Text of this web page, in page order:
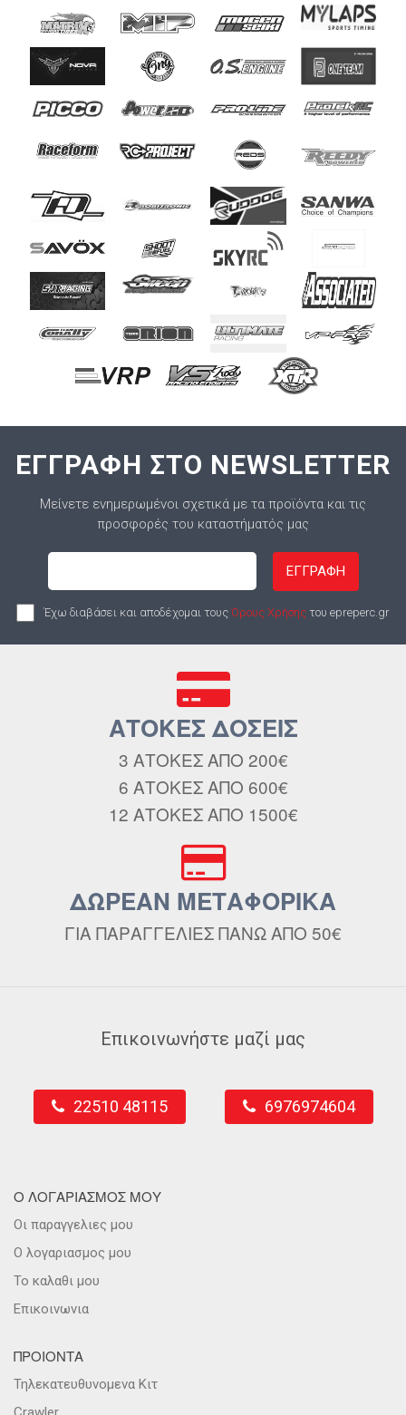
ΕΓΓΡΑΦΗ ΣΤΟ NEWSLETTER
Μείνετε ενημερωμένοι σχετικά με τα προϊόντα και τις
προσφορές του καταστήματός μας
ΕΓΓΡΑΦΗ
Έχω διαβάσει και αποδέχομαι τους Όρους Χρήσης του epreperc.gr
ΑΤΟΚΕΣ ΔΟΣΕΙΣ
3 ΑΤΟΚΕΣ ΑΠΟ 200€
6 ΑΤΟΚΕΣ ΑΠΟ 600€
12 ΑΤΟΚΕΣ ΑΠΟ 1500€
ΔΩΡΕΑΝ ΜΕΤΑΦΟΡΙΚΑ
ΓΙΑ ΠΑΡΑΓΓΕΛΙΕΣ ΠΑΝΩ ΑΠΟ 50€
Επικοινωνήστε μαζί μας
22510 48115 6976974604
Ο ΛΟΓΑΡΙΑΣΜΟΣ ΜΟΥ
Οι παραγγελιες μου
Ο λογαριασμος μου
Το καλαθι μου
Επικοινωνια
ΠΡΟΙΟΝΤΑ
Τηλεκατευθυνομενα Κιτ